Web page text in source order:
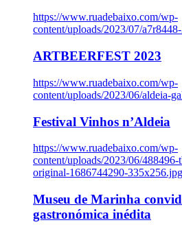
https://www.ruadebaixo.com/wp-
content/uploads/2023/07/
ARTBEERFEST 2023
https://www.ruadebaixo.com/wp-
content/uploads/2023/06/aldeia-
Festival Vinhos n’Aldeia
https://www.ruadebaixo.com/wp-
content/uploads/2023/06/
original-1686744290-335x256.jpg
Museu de Marinha
gastronómica inédita